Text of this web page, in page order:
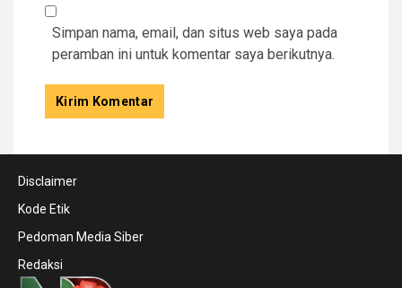
Simpan nama, email, dan situs web saya pada
peramban ini untuk komentar saya berikutnya.
Disclaimer
Kode Etik
Pedoman Media Siber
Redaksi